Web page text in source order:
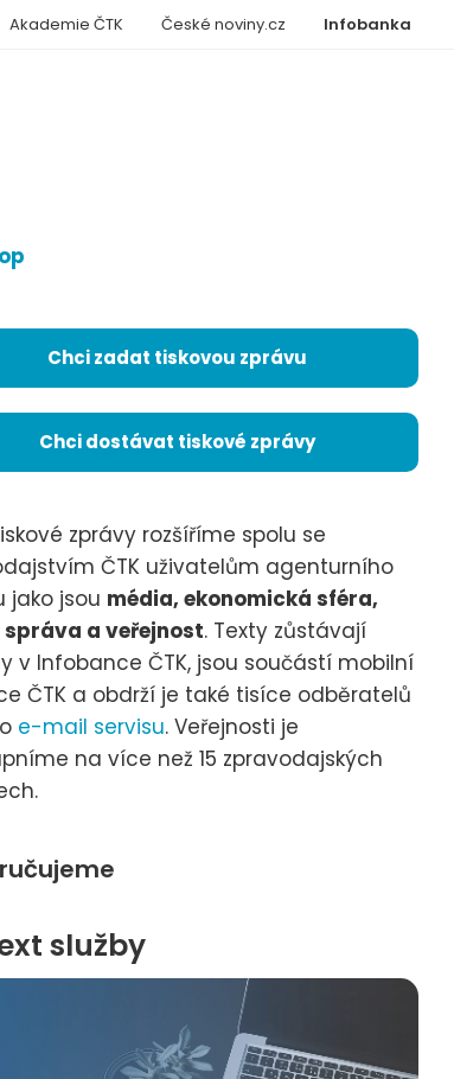
Infobanka
Akademie ČTK České noviny.cz
Chci zadat tiskovou zprávu
Chci dostávat tiskové zprávy
zprávy rozšíříme spolu se
ČTK uživatelům agenturního
jako jsou média, ekonomická sféra,
a veřejnost. Texty zůstávají
v Infobance ČTK, jsou součástí mobilní
ČTK a obdrží je také tisíce odběratelů
e-mail servisu. Veřejnosti je
na více než 15 zpravodajských
služby